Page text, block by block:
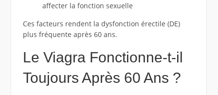
affecter la fonction sexuelle
Ces facteurs rendent la dysfonction érectile (DE)
plus fréquente après 60 ans.
Le Viagra Fonctionne-t-il
Toujours Après 60 Ans ?